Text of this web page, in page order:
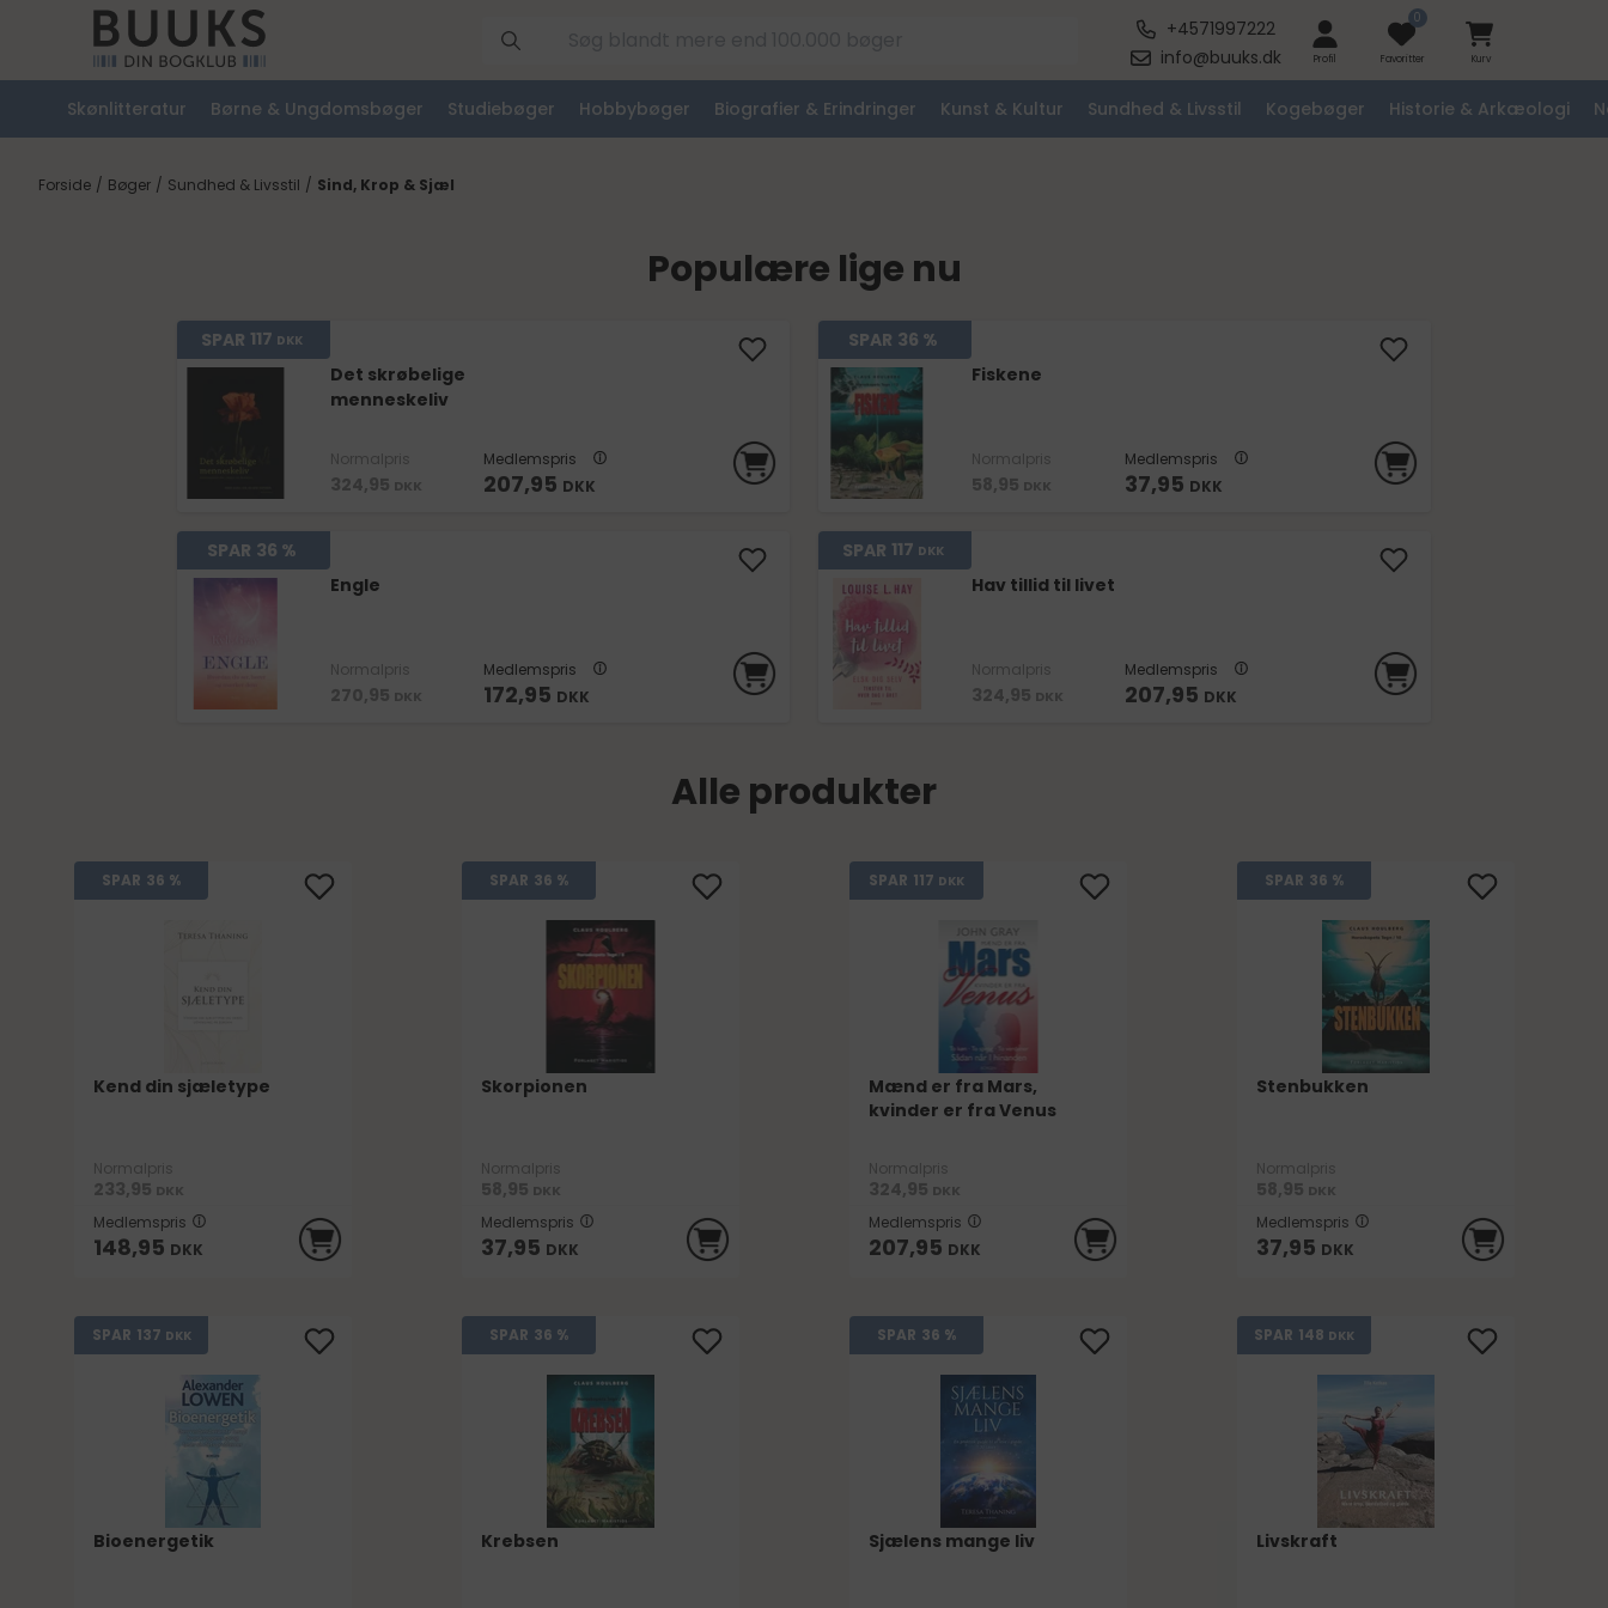
+4571997222
info@buuks.dk
Profil
0
Favoritter Kurv
Skønlitteratur Børne & Ungdomsbøger Studiebøger Hobbybøger Biografier & Erindringer Kunst & Kultur Sundhed & Livsstil Kogebøger Historie & Arkæologi
Forside / Bøger / Sundhed & Livsstil / Sind, Krop & Sjæl
Populære lige nu
SPAR 117 DKK
Det skrøbelige
menneskeliv
Normalpris
324,95 DKK
Medlemspris
207,95 DKK
SPAR 36 %
Fiskene
Normalpris
58,95 DKK
Medlemspris
37,95 DKK
SPAR 36 %
Engle
Normalpris
270,95 DKK
Medlemspris
172,95 DKK
SPAR 117 DKK
Hav tillid til livet
Normalpris
324,95 DKK
Medlemspris
207,95 DKK
Alle produkter
SPAR 36 %
Kend din sjæletype
Normalpris
233,95 DKK
Medlemspris
148,95 DKK
SPAR 36 %
Skorpionen
Normalpris
58,95 DKK
Medlemspris
37,95 DKK
SPAR 117 DKK
Mænd er fra Mars,
kvinder er fra Venus
Normalpris
324,95 DKK
Medlemspris
207,95 DKK
SPAR 36 %
Stenbukken
Normalpris
58,95 DKK
Medlemspris
37,95 DKK
SPAR 137 DKK
Bioenergetik
SPAR 36 %
Krebsen
SPAR 36 %
Sjælens mange liv
SPAR 148 DKK
Livskraft